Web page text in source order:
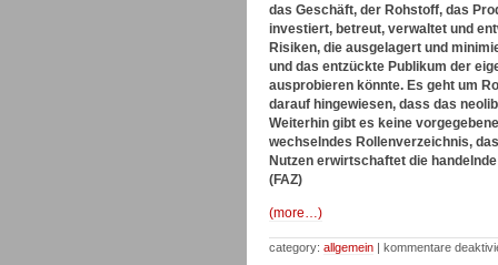
das Geschäft, der Rohstoff, das
investiert, betreut, verwaltet und
Risiken, die ausgelagert und
und das entzückte Publikum der
ausprobieren könnte. Es geht um
darauf hingewiesen, dass das
Weiterhin gibt es keine
wechselndes Rollenverzeichnis,
Nutzen erwirtschaftet die
(FAZ)
(more…)
category: allgemein | kommentare